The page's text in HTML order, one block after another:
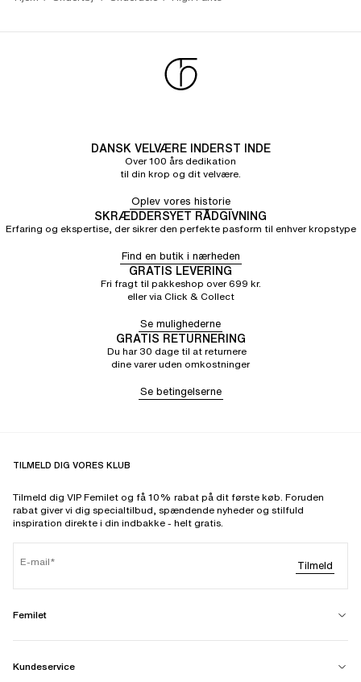
DANSK VELVÆRE INDERST INDE
Over 100 års dedikation
til din krop og dit velvære.
Oplev vores historie
SKRÆDDERSYET RÅDGIVNING
Erfaring og ekspertise, der sikrer den perfekte pasform til enhver kropstype
Find en butik i nærheden
GRATIS LEVERING
Fri fragt til pakkeshop over 699 kr.
eller via Click & Collect
Se mulighederne
GRATIS RETURNERING
Du har 30 dage til at returnere
dine varer uden omkostninger
Se betingelserne
TILMELD DIG VORES KLUB
Tilmeld dig VIP Femilet og få 10% rabat på dit første køb. Foruden
rabat giver vi dig specialtilbud, spændende nyheder og stilfuld
inspiration direkte i din indbakke - helt gratis.
E-mail Tilmeld
Femilet
Kundeservice